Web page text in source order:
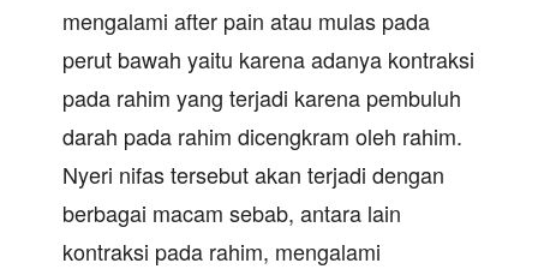
mengalami after pain atau mulas pada
perut bawah yaitu karena adanya kontraksi
pada rahim yang terjadi karena pembuluh
darah pada rahim dicengkram oleh rahim.
Nyeri nifas tersebut akan terjadi dengan
berbagai macam sebab, antara lain
kontraksi pada rahim, mengalami